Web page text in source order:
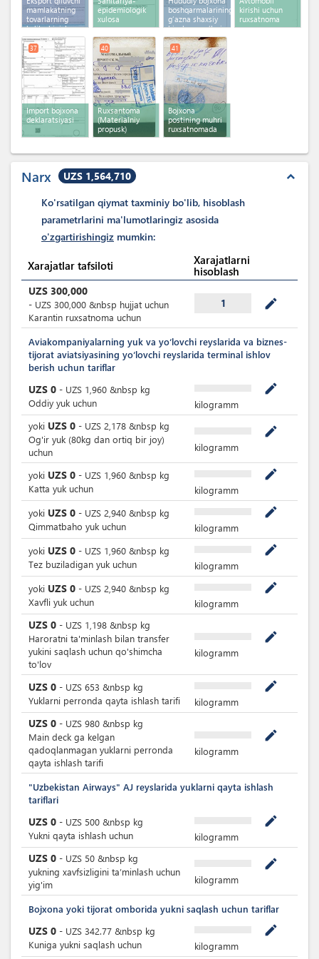
mamlakatning
tovarlarning
kelib chiqish
sertifikati
epidemiologik
xulosa
boshqarmalarining
g‘azna shaxsiy
hisob-varag‘lari
kirishi uchun
ruxsatnoma
Import bojxona
deklaratsiyasi
37
Ruxsantoma
(Materialniy
propusk)
40
Bojxona
postining muhri
ruxsatnomada
41
Narx UZS 1,564,710 expand_less
Ko'rsatilgan qiymat taxminiy bo'lib, hisoblash
parametrlarini ma'lumotlaringiz asosida
o'zgartirishingiz mumkin:
Xarajatlar tafsiloti
Xarajatlarni
hisoblash
UZS 300,000
- UZS 300,000 &nbsp hujjat uchun
Karantin ruxsatnoma uchun
1 mode_edit
Aviakompaniyalarning yuk va yoʻlovchi reyslarida va biznes-
tijorat aviatsiyasining yoʻlovchi reyslarida terminal ishlov
berish uchun tariflar
UZS 0 - UZS 1,960 &nbsp kg
Oddiy yuk uchun
mode_edit
kilogramm
yoki UZS 0 - UZS 2,178 &nbsp kg
Og'ir yuk (80kg dan ortiq bir joy)
uchun
mode_edit
kilogramm
yoki UZS 0 - UZS 1,960 &nbsp kg
Katta yuk uchun
mode_edit
kilogramm
yoki UZS 0 - UZS 2,940 &nbsp kg
Qimmatbaho yuk uchun
mode_edit
kilogramm
yoki UZS 0 - UZS 1,960 &nbsp kg
Tez buziladigan yuk uchun
mode_edit
kilogramm
yoki UZS 0 - UZS 2,940 &nbsp kg
Xavfli yuk uchun
mode_edit
kilogramm
UZS 0 - UZS 1,198 &nbsp kg
Haroratni ta'minlash bilan transfer
yukini saqlash uchun qo'shimcha
to'lov
mode_edit
kilogramm
UZS 0 - UZS 653 &nbsp kg
Yuklarni perronda qayta ishlash tarifi
mode_edit
kilogramm
UZS 0 - UZS 980 &nbsp kg
Main deck ga kelgan
qadoqlanmagan yuklarni perronda
qayta ishlash tarifi
mode_edit
kilogramm
"Uzbekistan Airways" AJ reyslarida yuklarni qayta ishlash
tariflari
UZS 0 - UZS 500 &nbsp kg
Yukni qayta ishlash uchun
mode_edit
kilogramm
UZS 0 - UZS 50 &nbsp kg
yukning xavfsizligini ta’minlash uchun
yig'im
mode_edit
kilogramm
Bojxona yoki tijorat omborida yukni saqlash uchun tariflar
UZS 0 - UZS 342.77 &nbsp kg
Kuniga yukni saqlash uchun
mode_edit
kilogramm